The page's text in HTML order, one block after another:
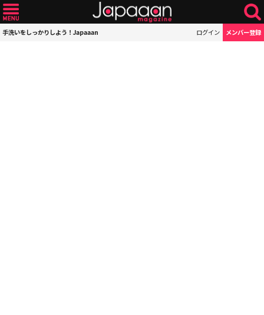
手洗いをしっかりしよう！Japaaan ログイン メンバー登録